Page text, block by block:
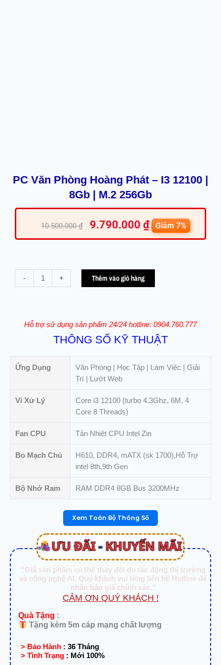
PC Văn Phòng Hoàng Phát – I3 12100 |
8Gb | M.2 256Gb
10.500.000₫
gốc
9.790.000 ₫ Giảm 7% hiện
tại
-
Văn
Phát
|
M.2
lượng
+ Thêm vào giỏ hàng
Hỗ trợ sử dụng sản phẩm 24/24 hotline: 0904.760.777
THÔNG SỐ KỸ THUẬT
Ứng Dụng
Văn Phòng | Học Tập | Làm Việc | Giải
Trí | Lướt Web
Vi Xử Lý
Core i3 12100 (turbo 4.3Ghz, 6M, 4
Core 8 Threads)
Fan CPU Tản Nhiệt CPU Intel Zin
Bo Mạch Chủ
H610, DDR4, mATX (sk 1700),Hỗ Trợ
intel 8th,9th Gen
Bộ Nhớ Ram RAM DDR4 8GB Bus 3200MHz
Xem Toàn Bộ Thông Số
“Giá sản phẩm có thể thay đổi do tác động thị trường
và công nghệ AI. Quý khách vui lòng liên hệ Hotline để
nhận báo giá chính xác.”
CẢM ƠN QUÝ KHÁCH !
Quà Tặng :
Tặng kèm 5m cáp mạng chất lượng
> Bảo Hành : 36 Tháng
> Tình Trạng : Mới 100%